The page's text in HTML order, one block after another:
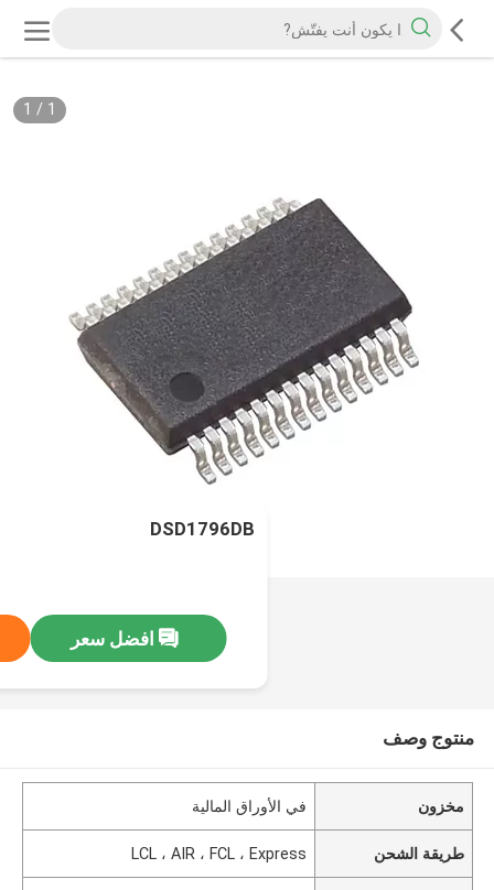
1
/
1
DSD1796DB
افضل سعر
منتوج وصف
مخزون في الأوراق المالية
طريقة الشحن LCL ، AIR ، FCL ، Express